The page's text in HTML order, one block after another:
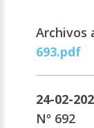
Archivos
693.pdf
24-02-
Nº 692